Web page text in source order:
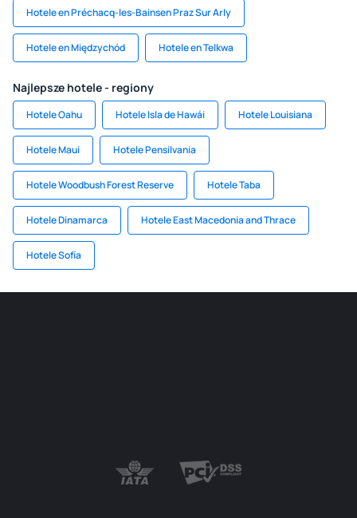
Hotele en Préchacq-les-Bainsen Praz Sur Arly
Hotele en Międzychód Hotele en Telkwa
Najlepsze hotele - regiony
Hotele Oahu Hotele Isla de Hawái Hotele Louisiana
Hotele Maui Hotele Pensilvania
Hotele Woodbush Forest Reserve Hotele Taba
Hotele Dinamarca Hotele East Macedonia and Thrace
Hotele Sofía